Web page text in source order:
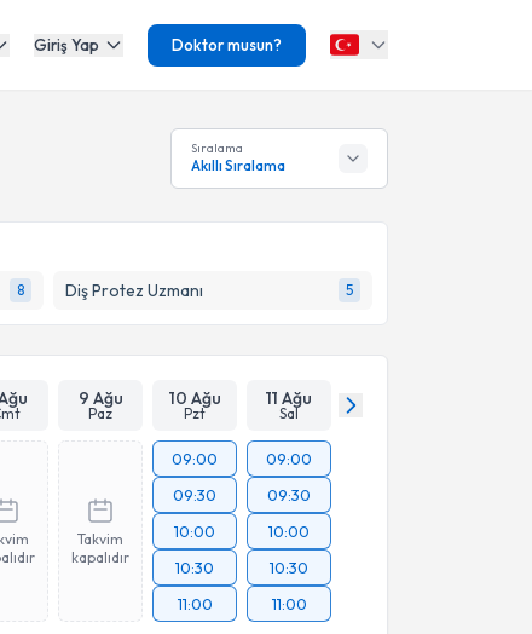
Giriş Yap Doktor musun?
Sıralama
Akıllı Sıralama
8 Diş Protez Uzmanı 5
9 Ağu
Paz
10 Ağu
Pzt
11 Ağu
Sal
Takvim
kapalıdır
09:00
09:30
10:00
10:30
11:00
09:00
09:30
10:00
10:30
11:00